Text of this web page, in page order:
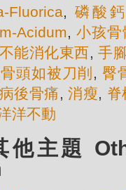
Fluorica, 磷酸鈣
Acidum, 小孩骨
能消化東西,手
骨頭如被刀削 , 臀
後骨痛,消瘦, 脊
洋不動
他主題